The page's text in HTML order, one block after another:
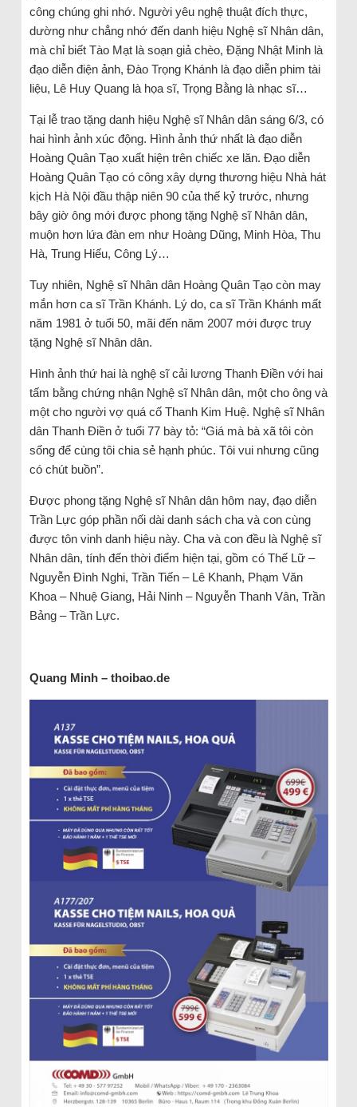
công chúng ghi nhớ. Người yêu nghệ thuật đích thực,
dường như chẳng nhớ đến danh hiệu Nghệ sĩ Nhân dân,
mà chỉ biết Tào Mạt là soạn giả chèo, Đặng Nhật Minh là
đạo diễn điện ảnh, Đào Trọng Khánh là đạo diễn phim tài
liệu, Lê Huy Quang là họa sĩ, Trọng Bằng là nhạc sĩ…
Tại lễ trao tặng danh hiệu Nghệ sĩ Nhân dân sáng 6/3, có
hai hình ảnh xúc động. Hình ảnh thứ nhất là đạo diễn
Hoàng Quân Tạo xuất hiện trên chiếc xe lăn. Đạo diễn
Hoàng Quân Tạo có công xây dựng thương hiệu Nhà hát
kịch Hà Nội đầu thập niên 90 của thế kỷ trước, nhưng
bây giờ ông mới được phong tặng Nghệ sĩ Nhân dân,
muộn hơn lứa đàn em như Hoàng Dũng, Minh Hòa, Thu
Hà, Trung Hiếu, Công Lý…
Tuy nhiên, Nghệ sĩ Nhân dân Hoàng Quân Tạo còn may
mắn hơn ca sĩ Trần Khánh. Lý do, ca sĩ Trần Khánh mất
năm 1981 ở tuổi 50, mãi đến năm 2007 mới được truy
tặng Nghệ sĩ Nhân dân.
Hình ảnh thứ hai là nghệ sĩ cải lương Thanh Điền với hai
tấm bằng chứng nhận Nghệ sĩ Nhân dân, một cho ông và
một cho người vợ quá cố Thanh Kim Huệ. Nghệ sĩ Nhân
dân Thanh Điền ở tuổi 77 bày tỏ: “Giá mà bà xã tôi còn
sống để cùng tôi chia sẻ hạnh phúc. Tôi vui nhưng cũng
có chút buồn”.
Được phong tặng Nghệ sĩ Nhân dân hôm nay, đạo diễn
Trần Lực góp phần nối dài danh sách cha và con cùng
được tôn vinh danh hiệu này. Cha và con đều là Nghệ sĩ
Nhân dân, tính đến thời điểm hiện tại, gồm có Thế Lữ –
Nguyễn Đình Nghi, Trần Tiến – Lê Khanh, Phạm Văn
Khoa – Nhuệ Giang, Hải Ninh – Nguyễn Thanh Vân, Trần
Bảng – Trần Lực.
Quang Minh – thoibao.de